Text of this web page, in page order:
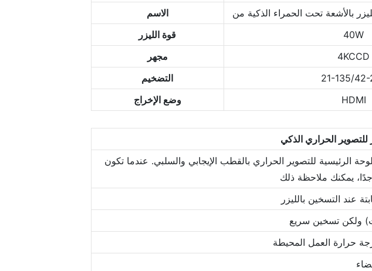
الاسم
قوة الليزر
40W
مجهر
4KCCD
التضخيم
21-135/42-
وضع الإخراج
HDMI
الرئيسية للتصوير الحراري بالقطب الإيجابي والسلبي. عندما تكون
عند التسخين بالليزر
حرارة العمل المحيطة